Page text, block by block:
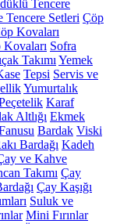
Tencere
Tencere Setleri Çöp
Kovaları
Sofra
Takımı Yemek
Tepsi Servis ve
Yumurtalık
Karaf
Altlığı Ekmek
Bardak Viski
Bardağı Kadeh
ve Kahve
Takımı Çay
Çay Kaşığı
Suluk ve
Mini Fırınlar